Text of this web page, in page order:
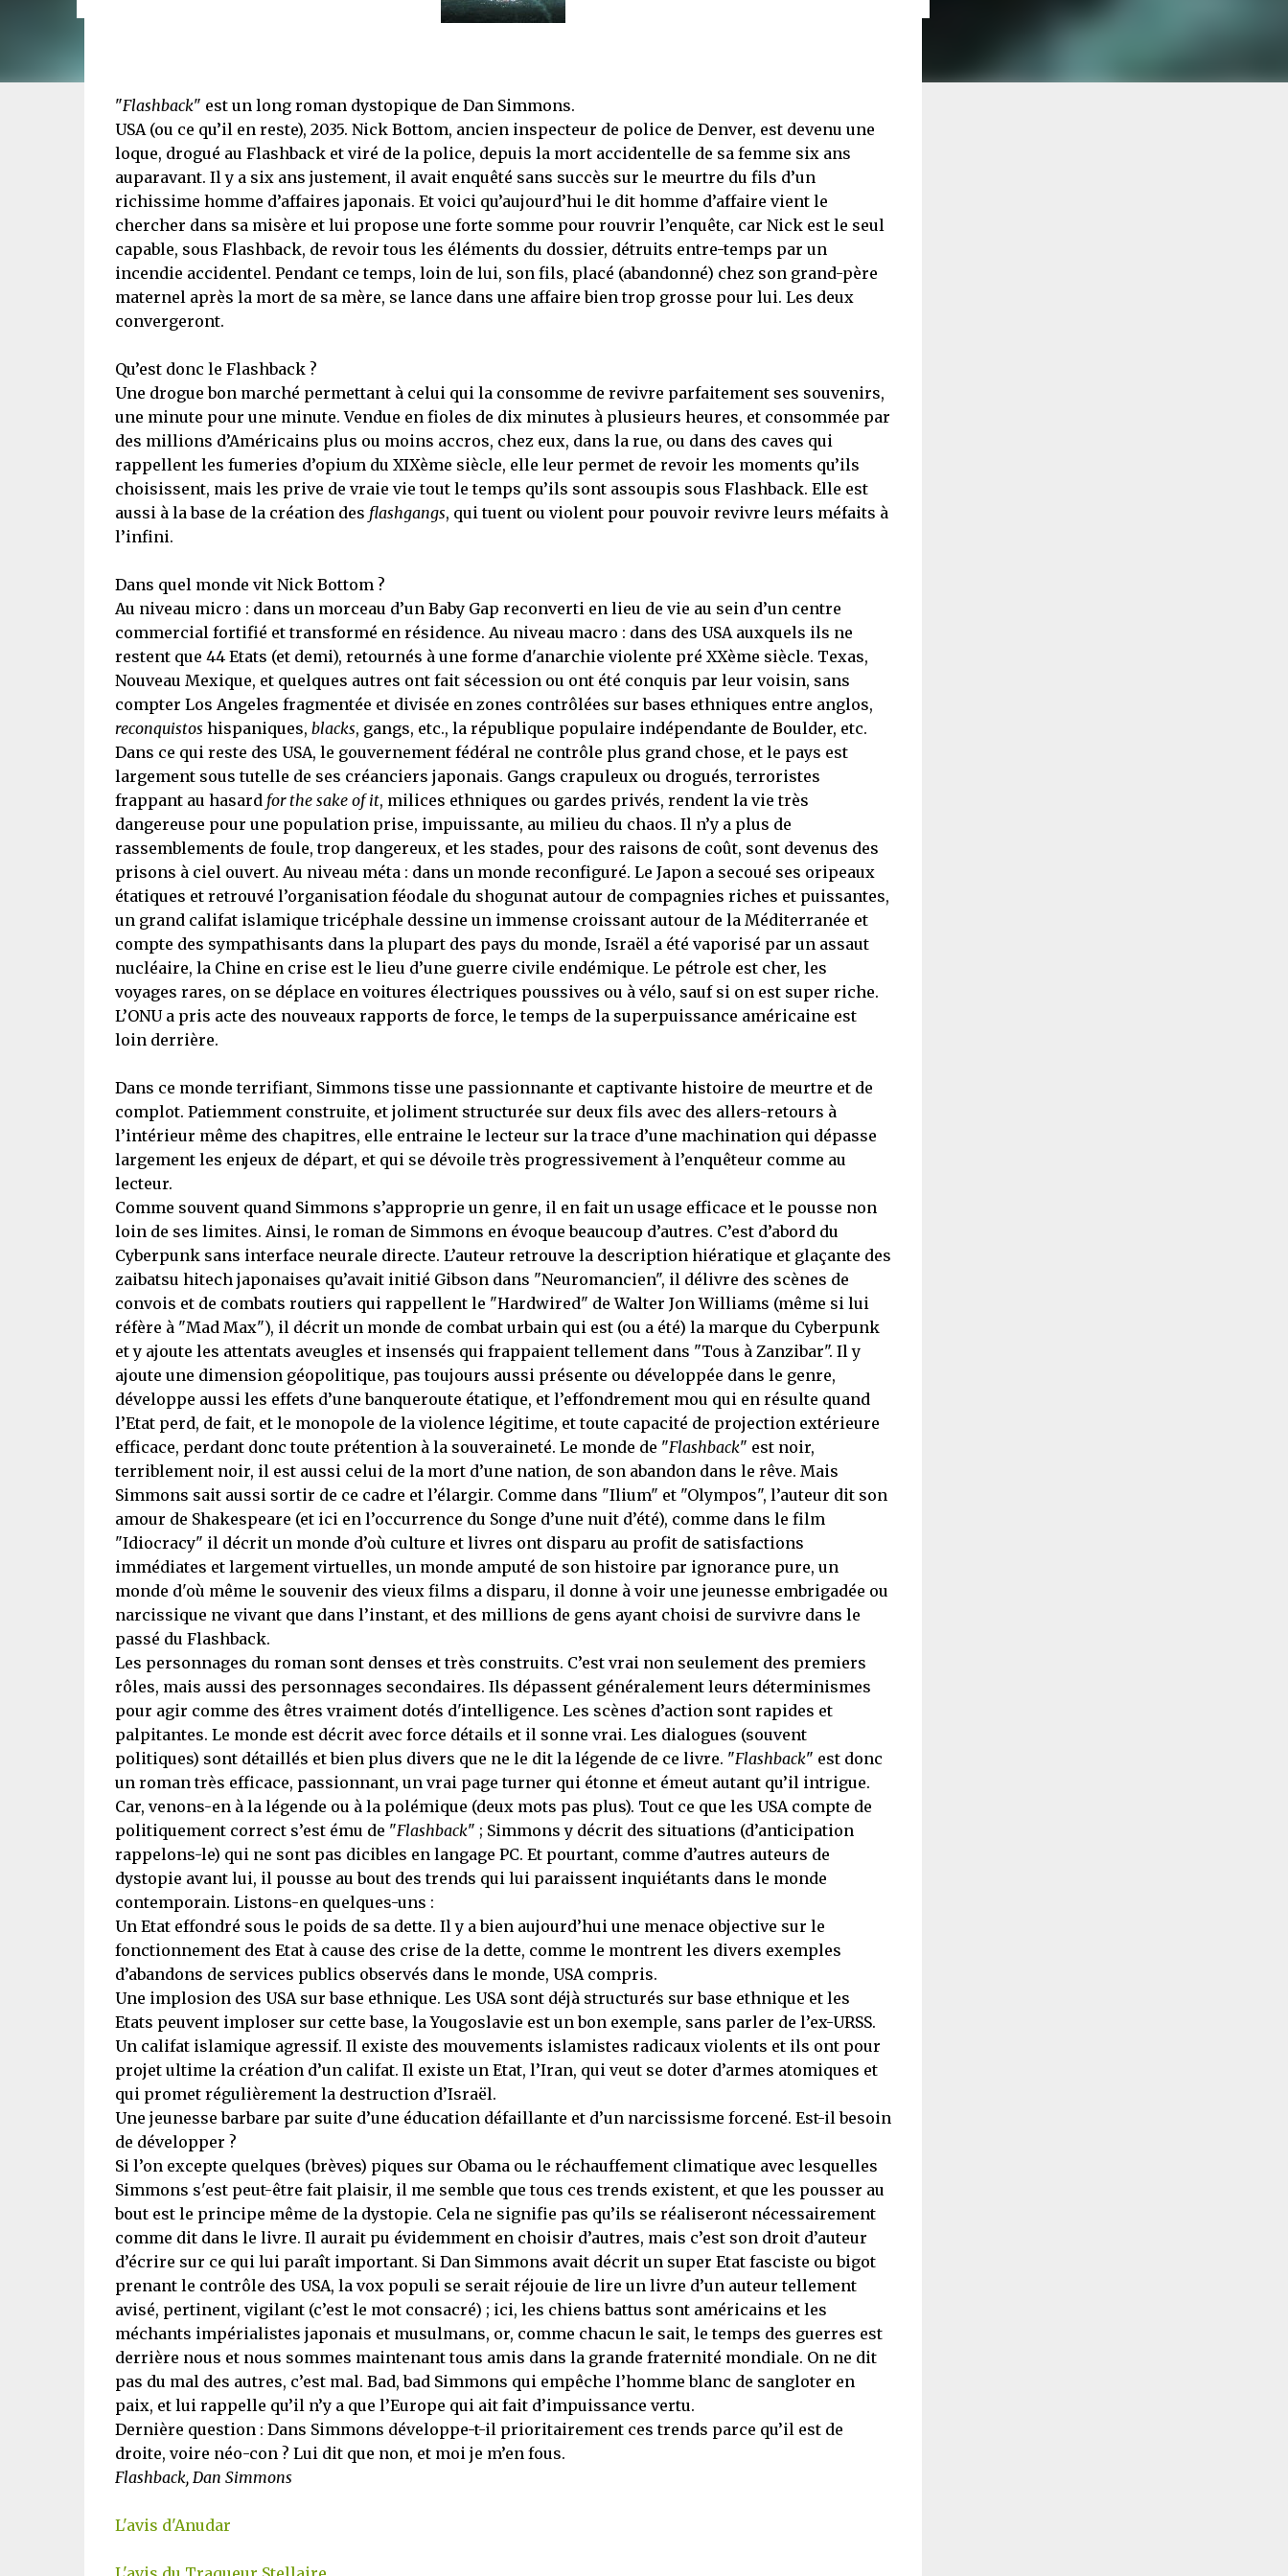
"Flashback" est un long roman dystopique de Dan Simmons.
USA (ou ce qu’il en reste), 2035. Nick Bottom, ancien inspecteur de police de Denver, est devenu une
loque, drogué au Flashback et viré de la police, depuis la mort accidentelle de sa femme six ans
auparavant. Il y a six ans justement, il avait enquêté sans succès sur le meurtre du fils d’un
richissime homme d’affaires japonais. Et voici qu’aujourd’hui le dit homme d’affaire vient le
chercher dans sa misère et lui propose une forte somme pour rouvrir l’enquête, car Nick est le seul
capable, sous Flashback, de revoir tous les éléments du dossier, détruits entre-temps par un
incendie accidentel. Pendant ce temps, loin de lui, son fils, placé (abandonné) chez son grand-père
maternel après la mort de sa mère, se lance dans une affaire bien trop grosse pour lui. Les deux
convergeront.
Qu’est donc le Flashback ?
Une drogue bon marché permettant à celui qui la consomme de revivre parfaitement ses souvenirs,
une minute pour une minute. Vendue en fioles de dix minutes à plusieurs heures, et consommée par
des millions d’Américains plus ou moins accros, chez eux, dans la rue, ou dans des caves qui
rappellent les fumeries d’opium du XIXème siècle, elle leur permet de revoir les moments qu’ils
choisissent, mais les prive de vraie vie tout le temps qu’ils sont assoupis sous Flashback. Elle est
aussi à la base de la création des flashgangs, qui tuent ou violent pour pouvoir revivre leurs méfaits à
l’infini.
Dans quel monde vit Nick Bottom ?
Au niveau micro : dans un morceau d’un Baby Gap reconverti en lieu de vie au sein d’un centre
commercial fortifié et transformé en résidence. Au niveau macro : dans des USA auxquels ils ne
restent que 44 Etats (et demi), retournés à une forme d'anarchie violente pré XXème siècle. Texas,
Nouveau Mexique, et quelques autres ont fait sécession ou ont été conquis par leur voisin, sans
compter Los Angeles fragmentée et divisée en zones contrôlées sur bases ethniques entre anglos,
reconquistos hispaniques, blacks, gangs, etc., la république populaire indépendante de Boulder, etc.
Dans ce qui reste des USA, le gouvernement fédéral ne contrôle plus grand chose, et le pays est
largement sous tutelle de ses créanciers japonais. Gangs crapuleux ou drogués, terroristes
frappant au hasard for the sake of it, milices ethniques ou gardes privés, rendent la vie très
dangereuse pour une population prise, impuissante, au milieu du chaos. Il n’y a plus de
rassemblements de foule, trop dangereux, et les stades, pour des raisons de coût, sont devenus des
prisons à ciel ouvert. Au niveau méta : dans un monde reconfiguré. Le Japon a secoué ses oripeaux
étatiques et retrouvé l’organisation féodale du shogunat autour de compagnies riches et puissantes,
un grand califat islamique tricéphale dessine un immense croissant autour de la Méditerranée et
compte des sympathisants dans la plupart des pays du monde, Israël a été vaporisé par un assaut
nucléaire, la Chine en crise est le lieu d’une guerre civile endémique. Le pétrole est cher, les
voyages rares, on se déplace en voitures électriques poussives ou à vélo, sauf si on est super riche.
L’ONU a pris acte des nouveaux rapports de force, le temps de la superpuissance américaine est
loin derrière.
Dans ce monde terrifiant, Simmons tisse une passionnante et captivante histoire de meurtre et de
complot. Patiemment construite, et joliment structurée sur deux fils avec des allers-retours à
l’intérieur même des chapitres, elle entraine le lecteur sur la trace d’une machination qui dépasse
largement les enjeux de départ, et qui se dévoile très progressivement à l’enquêteur comme au
lecteur.
Comme souvent quand Simmons s’approprie un genre, il en fait un usage efficace et le pousse non
loin de ses limites. Ainsi, le roman de Simmons en évoque beaucoup d’autres. C’est d’abord du
Cyberpunk sans interface neurale directe. L’auteur retrouve la description hiératique et glaçante des
zaibatsu hitech japonaises qu’avait initié Gibson dans "Neuromancien", il délivre des scènes de
convois et de combats routiers qui rappellent le "Hardwired" de Walter Jon Williams (même si lui
réfère à "Mad Max"), il décrit un monde de combat urbain qui est (ou a été) la marque du Cyberpunk
et y ajoute les attentats aveugles et insensés qui frappaient tellement dans "Tous à Zanzibar". Il y
ajoute une dimension géopolitique, pas toujours aussi présente ou développée dans le genre,
développe aussi les effets d’une banqueroute étatique, et l’effondrement mou qui en résulte quand
l’Etat perd, de fait, et le monopole de la violence légitime, et toute capacité de projection extérieure
efficace, perdant donc toute prétention à la souveraineté. Le monde de "Flashback" est noir,
terriblement noir, il est aussi celui de la mort d’une nation, de son abandon dans le rêve. Mais
Simmons sait aussi sortir de ce cadre et l’élargir. Comme dans "Ilium" et "Olympos", l’auteur dit son
amour de Shakespeare (et ici en l’occurrence du Songe d’une nuit d’été), comme dans le film
"Idiocracy" il décrit un monde d’où culture et livres ont disparu au profit de satisfactions
immédiates et largement virtuelles, un monde amputé de son histoire par ignorance pure, un
monde d'où même le souvenir des vieux films a disparu, il donne à voir une jeunesse embrigadée ou
narcissique ne vivant que dans l’instant, et des millions de gens ayant choisi de survivre dans le
passé du Flashback.
Les personnages du roman sont denses et très construits. C’est vrai non seulement des premiers
rôles, mais aussi des personnages secondaires. Ils dépassent généralement leurs déterminismes
pour agir comme des êtres vraiment dotés d'intelligence. Les scènes d’action sont rapides et
palpitantes. Le monde est décrit avec force détails et il sonne vrai. Les dialogues (souvent
politiques) sont détaillés et bien plus divers que ne le dit la légende de ce livre. "Flashback" est donc
un roman très efficace, passionnant, un vrai page turner qui étonne et émeut autant qu’il intrigue.
Car, venons-en à la légende ou à la polémique (deux mots pas plus). Tout ce que les USA compte de
politiquement correct s’est ému de "Flashback" ; Simmons y décrit des situations (d’anticipation
rappelons-le) qui ne sont pas dicibles en langage PC. Et pourtant, comme d’autres auteurs de
dystopie avant lui, il pousse au bout des trends qui lui paraissent inquiétants dans le monde
contemporain. Listons-en quelques-uns :
Un Etat effondré sous le poids de sa dette. Il y a bien aujourd’hui une menace objective sur le
fonctionnement des Etat à cause des crise de la dette, comme le montrent les divers exemples
d’abandons de services publics observés dans le monde, USA compris.
Une implosion des USA sur base ethnique. Les USA sont déjà structurés sur base ethnique et les
Etats peuvent imploser sur cette base, la Yougoslavie est un bon exemple, sans parler de l’ex-URSS.
Un califat islamique agressif. Il existe des mouvements islamistes radicaux violents et ils ont pour
projet ultime la création d’un califat. Il existe un Etat, l’Iran, qui veut se doter d’armes atomiques et
qui promet régulièrement la destruction d’Israël.
Une jeunesse barbare par suite d’une éducation défaillante et d’un narcissisme forcené. Est-il besoin
de développer ?
Si l’on excepte quelques (brèves) piques sur Obama ou le réchauffement climatique avec lesquelles
Simmons s'est peut-être fait plaisir, il me semble que tous ces trends existent, et que les pousser au
bout est le principe même de la dystopie. Cela ne signifie pas qu’ils se réaliseront nécessairement
comme dit dans le livre. Il aurait pu évidemment en choisir d’autres, mais c’est son droit d’auteur
d’écrire sur ce qui lui paraît important. Si Dan Simmons avait décrit un super Etat fasciste ou bigot
prenant le contrôle des USA, la vox populi se serait réjouie de lire un livre d’un auteur tellement
avisé, pertinent, vigilant (c’est le mot consacré) ; ici, les chiens battus sont américains et les
méchants impérialistes japonais et musulmans, or, comme chacun le sait, le temps des guerres est
derrière nous et nous sommes maintenant tous amis dans la grande fraternité mondiale. On ne dit
pas du mal des autres, c’est mal. Bad, bad Simmons qui empêche l’homme blanc de sangloter en
paix, et lui rappelle qu’il n’y a que l’Europe qui ait fait d’impuissance vertu.
Dernière question : Dans Simmons développe-t-il prioritairement ces trends parce qu’il est de
droite, voire néo-con ? Lui dit que non, et moi je m’en fous.
Flashback, Dan Simmons
L'avis d'Anudar